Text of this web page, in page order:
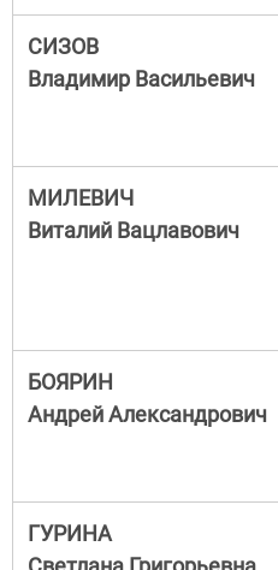
СИЗОВ
Владимир Васильевич
МИЛЕВИЧ
Виталий Вацлавович
БОЯРИН
Андрей Александрович
ГУРИНА